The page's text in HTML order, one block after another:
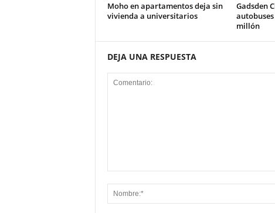
Moho en apartamentos deja sin
vivienda a universitarios
Gadsden
autobuses
millón
DEJA UNA RESPUESTA